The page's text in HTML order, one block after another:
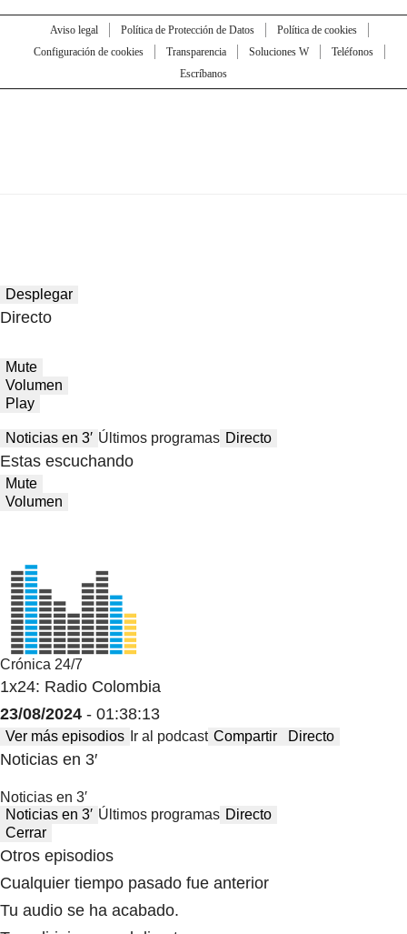
Aviso legal Política de Protección de Datos
Política de cookies
Configuración de cookies
Transparencia Soluciones W
Teléfonos
Escríbanos
Desplegar
Directo
Mute
Volumen
Play
Noticias en 3′ Últimos programas Directo
Estas escuchando
Mute
Volumen
Crónica 24/7
1x24: Radio Colombia
23/08/2024 - 01:38:13
Ver más episodios Ir al podcast Compartir Directo
Noticias en 3′
Noticias en 3′
Noticias en 3′ Últimos programas Directo
Cerrar
Otros episodios
Cualquier tiempo pasado fue anterior
Tu audio se ha acabado.